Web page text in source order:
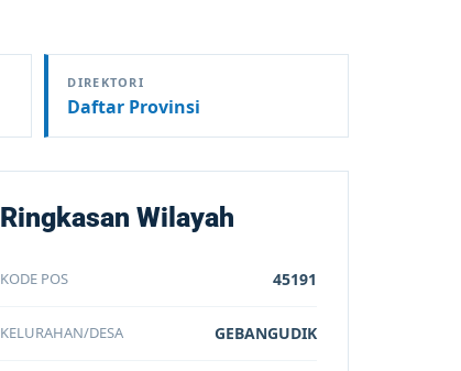
DIREKTORI
Daftar Provinsi
Ringkasan Wilayah
KODE POS 45191
KELURAHAN/DESA GEBANGUDIK